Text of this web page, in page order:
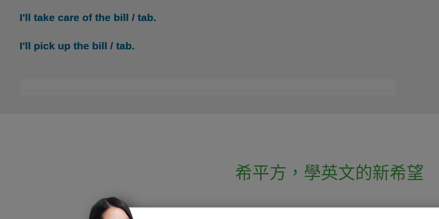
I'll take care of the bill / tab.
I'll pick up the bill / tab.
希平方 ， 學英文的新希望